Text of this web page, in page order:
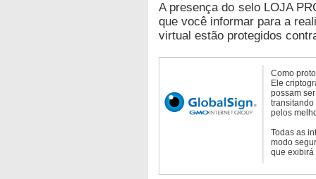
A presença do selo LOJA
que você informar para a
virtual estão protegidos
Como
Ele
possam
transitando
pelos
Todas as
modo
que exibirá